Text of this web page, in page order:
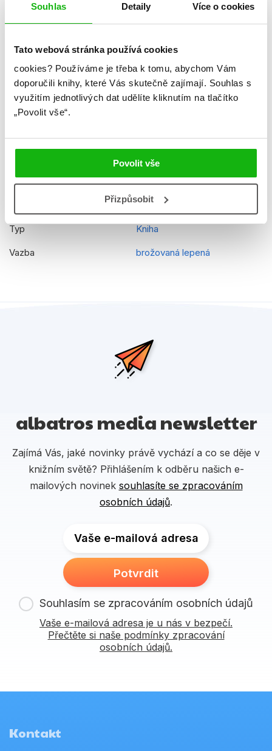
Souhlas Detaily Více o cookies
Tato webová stránka používá cookies
cookies? Používáme je třeba k tomu, abychom Vám
doporučili knihy, které Vás skutečně zajímají. Souhlas s
využitím jednotlivých dat udělíte kliknutím na tlačítko
„Povolit vše“.
Povolit vše
Přizpůsobit
Hmotnost 0,421 kg
Jazyk čeština
Řady Disney Pixar - Auta
Původní název
Cars Little Golden Books in a
9788025239438
Věk od 4
Pohádky z krabičky
Typ Kniha
Vazba brožovaná lepená
albatros media newsletter
Zajímá Vás, jaké novinky právě vychází a co se děje v
knižním světě? Přihlášením k odběru našich e-
mailových novinek souhlasíte se zpracováním
osobních údajů.
Vaše e-mailová adresa
Potvrdit
Souhlasím se zpracováním osobních údajů
Vaše e-mailová adresa je u nás v bezpečí.
Přečtěte si naše podmínky zpracování
osobních údajů.
Kontakt